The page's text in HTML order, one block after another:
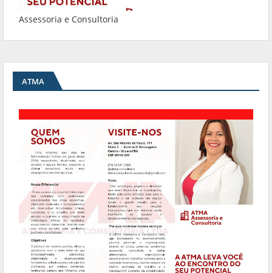
Assessoria e Consultoria
ATMA